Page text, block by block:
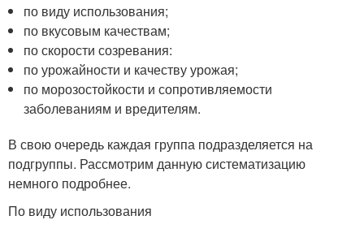
по виду использования;
по вкусовым качествам;
по скорости созревания:
по урожайности и качеству урожая;
по морозостойкости и сопротивляемости
заболеваниям и вредителям.
В свою очередь каждая группа подразделяется на
подгруппы. Рассмотрим данную систематизацию
немного подробнее.
По виду использования